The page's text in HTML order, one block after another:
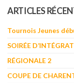
ARTICLES
Tournois Jeunes
SOIRÉE
RÉGIONALE 2
COUPE DE